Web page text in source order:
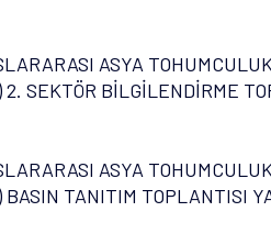
ASYA
2. SEKTÖR BİLGİLENDİRME
ASYA
BASIN TANITIM TOPLANTISI